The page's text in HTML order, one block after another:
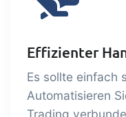
Effizienter
Es sollte einfach
Automatisieren
Trading